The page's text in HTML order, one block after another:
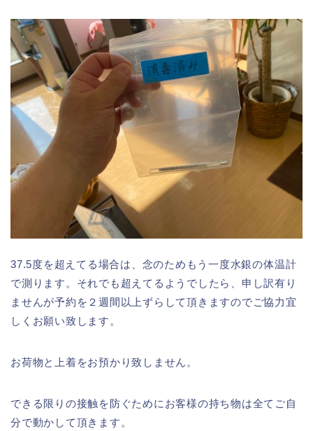
37.5度を超えてる場合は、念のためもう一度水銀の体温計
で測ります。それでも超えてるようでしたら、申し訳有り
ませんが予約を２週間以上ずらして頂きますのでご協力宜
しくお願い致します。
お荷物と上着をお預かり致しません。
できる限りの接触を防ぐためにお客様の持ち物は全てご自
分で動かして頂きます。